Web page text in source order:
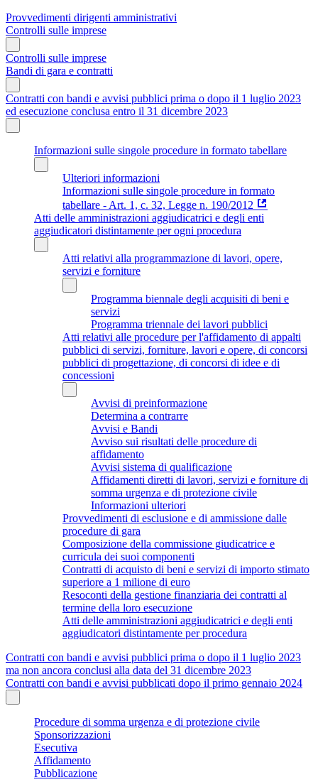
Provvedimenti dirigenti amministrativi
Controlli sulle imprese
Controlli sulle imprese
Bandi di gara e contratti
Contratti con bandi e avvisi pubblici prima o dopo il 1 luglio 2023
ed esecuzione conclusa entro il 31 dicembre 2023
Informazioni sulle singole procedure in formato tabellare
Ulteriori informazioni
Informazioni sulle singole procedure in formato
tabellare - Art. 1, c. 32, Legge n. 190/2012
Atti delle amministrazioni aggiudicatrici e degli enti
aggiudicatori distintamente per ogni procedura
Atti relativi alla programmazione di lavori, opere,
servizi e forniture
Programma biennale degli acquisiti di beni e
servizi
Programma triennale dei lavori pubblici
Atti relativi alle procedure per l'affidamento di appalti
pubblici di servizi, forniture, lavori e opere, di concorsi
pubblici di progettazione, di concorsi di idee e di
concessioni
Avvisi di preinformazione
Determina a contrarre
Avvisi e Bandi
Avviso sui risultati delle procedure di
affidamento
Avvisi sistema di qualificazione
Affidamenti diretti di lavori, servizi e forniture di
somma urgenza e di protezione civile
Informazioni ulteriori
Provvedimenti di esclusione e di ammissione dalle
procedure di gara
Composizione della commissione giudicatrice e
curricula dei suoi componenti
Contratti di acquisto di beni e servizi di importo stimato
superiore a 1 milione di euro
Resoconti della gestione finanziaria dei contratti al
termine della loro esecuzione
Atti delle amministrazioni aggiudicatrici e degli enti
aggiudicatori distintamente per procedura
Contratti con bandi e avvisi pubblici prima o dopo il 1 luglio 2023
ma non ancora conclusi alla data del 31 dicembre 2023
Contratti con bandi e avvisi pubblicati dopo il primo gennaio 2024
Procedure di somma urgenza e di protezione civile
Sponsorizzazioni
Esecutiva
Affidamento
Pubblicazione